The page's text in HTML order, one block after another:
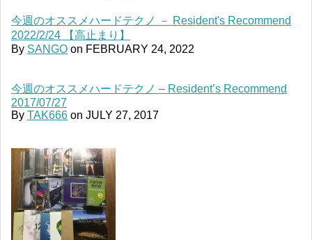
今週のオススメハードテクノ － Resident's Recommend
2022/2/24 【高止まり】
By SANGO on FEBRUARY 24, 2022
今週のオススメハードテクノ – Resident’s Recommend
2017/07/27
By TAK666 on JULY 27, 2017